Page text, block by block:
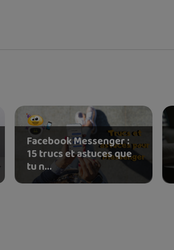
Facebook Messenger :
15 trucs et astuces que
tu n...